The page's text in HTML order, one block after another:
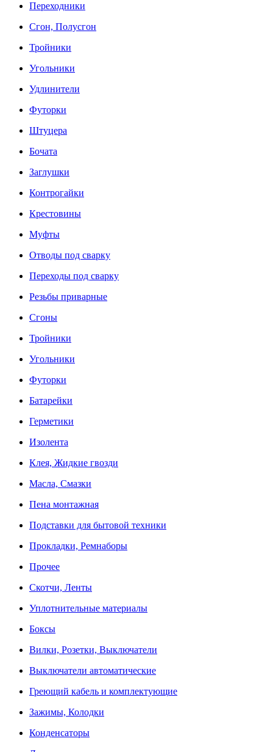
Переходники
Сгон, Полусгон
Тройники
Угольники
Удлинители
Футорки
Штуцера
Бочата
Заглушки
Контрогайки
Крестовины
Муфты
Отводы под сварку
Переходы под сварку
Резьбы приварные
Сгоны
Тройники
Угольники
Футорки
Батарейки
Герметики
Изолента
Клея, Жидкие гвозди
Масла, Смазки
Пена монтажная
Подставки для бытовой техники
Прокладки, Ремнаборы
Прочее
Скотчи, Ленты
Уплотнительные материалы
Боксы
Вилки, Розетки, Выключатели
Выключатели автоматические
Греющий кабель и комплектующие
Зажимы, Колодки
Конденсаторы